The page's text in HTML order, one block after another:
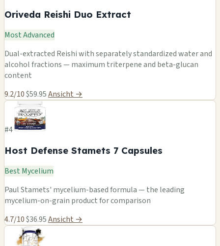
Oriveda Reishi Duo Extract
Most Advanced
Dual-extracted Reishi with separately standardized water and
alcohol fractions — maximum triterpene and beta-glucan
content
9.2/10$59.95Ansicht →
#4
Host Defense Stamets 7 Capsules
Best Mycelium
Paul Stamets' mycelium-based formula — the leading
mycelium-on-grain product for comparison
4.7/10$36.95Ansicht →